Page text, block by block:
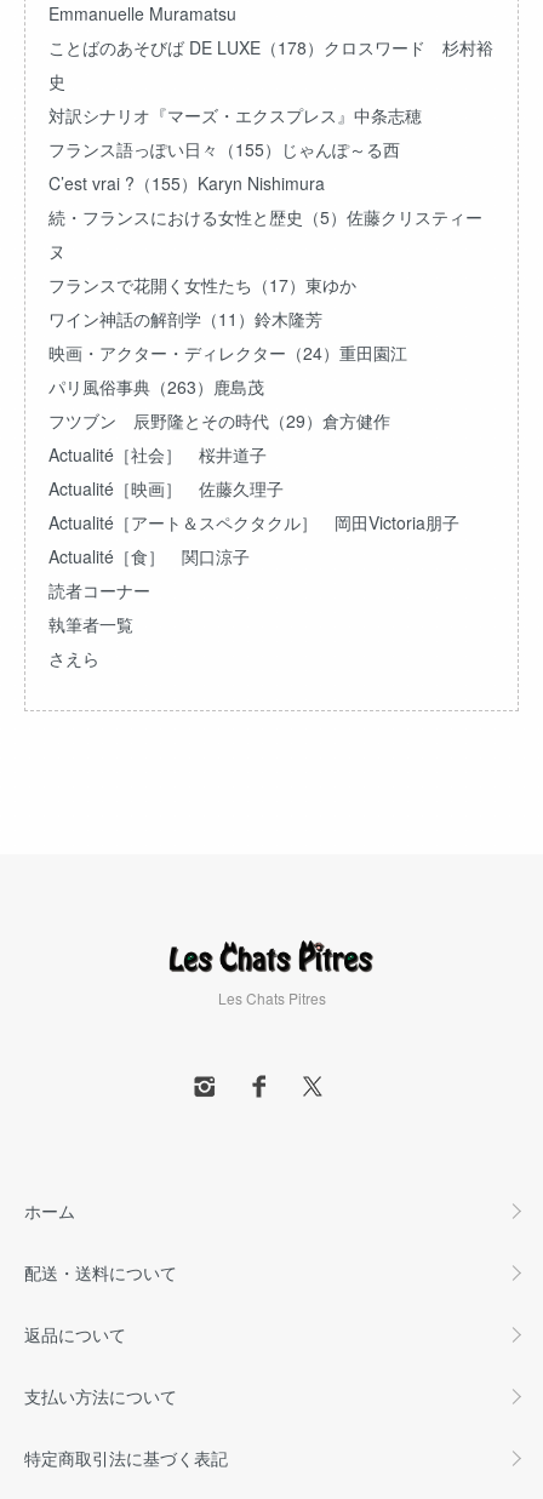
Emmanuelle Muramatsu
ことばのあそびば DE LUXE（178）クロスワード 杉村裕
史
対訳シナリオ『マーズ・エクスプレス』中条志穂
フランス語っぽい日々（155）じゃんぽ～る西
C’est vrai ?（155）Karyn Nishimura
続・フランスにおける女性と歴史（5）佐藤クリスティー
ヌ
フランスで花開く女性たち（17）東ゆか
ワイン神話の解剖学（11）鈴木隆芳
映画・アクター・ディレクター（24）重田園江
パリ風俗事典（263）鹿島茂
フツブン 辰野隆とその時代（29）倉方健作
Actualité［社会］ 桜井道子
Actualité［映画］ 佐藤久理子
Actualité［アート＆スペクタクル］ 岡田Victoria朋子
Actualité［食］ 関口涼子
読者コーナー
執筆者一覧
さえら
Les Chats Pitres
ホーム
配送・送料について
返品について
支払い方法について
特定商取引法に基づく表記